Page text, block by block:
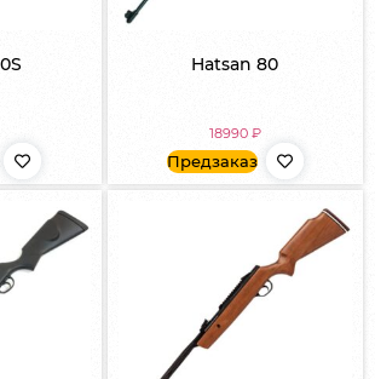
Hatsan 80
18990 ₽
Предзаказ